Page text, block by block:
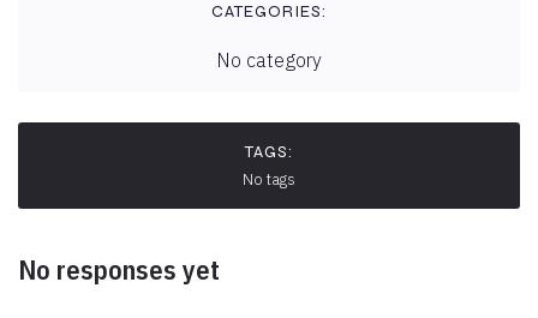
CATEGORIES:
No category
TAGS:
No tags
No responses yet